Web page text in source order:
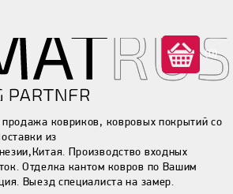
ковриков, ковровых покрытий со
из
Производство входных
Отделка кантом ковров по Вашим
Выезд специалиста на замер.
(0)